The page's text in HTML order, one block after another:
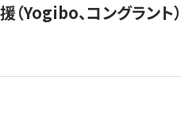
Yogibo、コングラント）